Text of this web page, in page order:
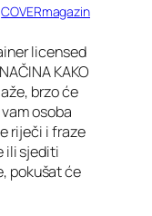
COVERmagazin
licensed
KAKO
brzo će
osoba
riječi i fraze
ili sjediti
pokušat će